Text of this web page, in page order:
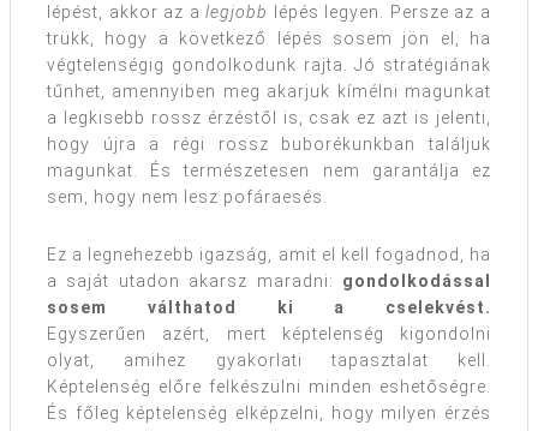
lépést, akkor az alegjobb
lépés legyen. Persze az a
trükk, hogy a következő lépés sosem jön el, ha
végtelenségig gondolkodunk rajta. Jó stratégiának
tűnhet, amennyiben meg akarjuk kímélni magunkat
a legkisebb rossz érzéstől is, csak ez azt is jelenti,
hogy újra a régi rossz buborékunkban találjuk
magunkat. És természetesen nem garantálja ez
sem, hogy nem lesz pofáraesés.
Ez a legnehezebb igazság, amit el kell fogadnod, ha
a saját utadon akarsz maradni: gondolkodással
sosem válthatod ki a cselekvést.
Egyszerűen azért, mert képtelenség kigondolni
olyat, amihez gyakorlati tapasztalat kell.
Képtelenség előre felkészülni minden eshetőségre.
És főleg képtelenség elképzelni, hogy milyen érzés